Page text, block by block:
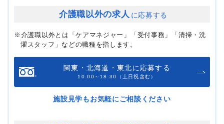
介護職以外の求人 に応募する
※介護職以外とは「ケアマネジャー」「受付事務」「清掃・洗
濯スタッフ」などの職種を指します。
関東・北海道・東北に応募する
10:00～18:30（土日祝含む）
施設見学もお気軽にご相談ください